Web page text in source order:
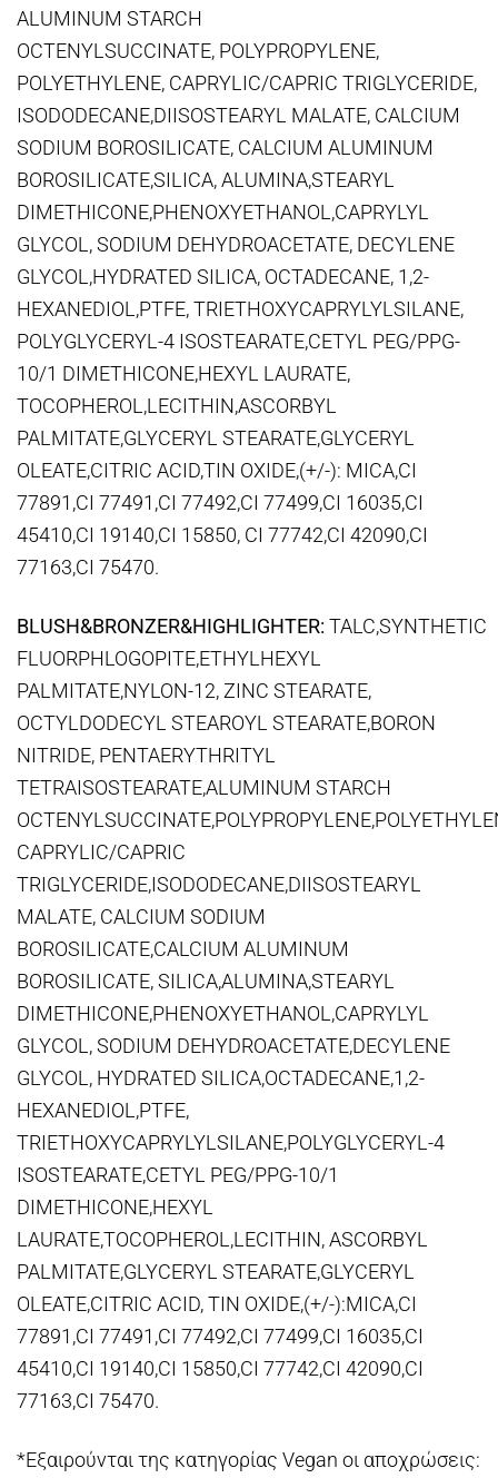
ALUMINUM STARCH
OCTENYLSUCCINATE, POLYPROPYLENE,
POLYETHYLENE, CAPRYLIC/CAPRIC TRIGLYCERIDE,
ISODODECANE,DIISOSTEARYL MALATE, CALCIUM
SODIUM BOROSILICATE, CALCIUM ALUMINUM
BOROSILICATE,SILICA, ALUMINA,STEARYL
DIMETHICONE,PHENOXYETHANOL,CAPRYLYL
GLYCOL, SODIUM DEHYDROACETATE, DECYLENE
GLYCOL,HYDRATED SILICA, OCTADECANE, 1,2-
HEXANEDIOL,PTFE, TRIETHOXYCAPRYLYLSILANE,
POLYGLYCERYL-4 ISOSTEARATE,CETYL PEG/PPG-
10/1 DIMETHICONE,HEXYL LAURATE,
TOCOPHEROL,LECITHIN,ASCORBYL
PALMITATE,GLYCERYL STEARATE,GLYCERYL
OLEATE,CITRIC ACID,TIN OXIDE,(+/-): MICA,CI
77891,CI 77491,CI 77492,CI 77499,CI 16035,CI
45410,CI 19140,CI 15850, CI 77742,CI 42090,CI
77163,CI 75470.
BLUSH&BRONZER&HIGHLIGHTER: TALC,SYNTHETIC
FLUORPHLOGOPITE,ETHYLHEXYL
PALMITATE,NYLON-12, ZINC STEARATE,
OCTYLDODECYL STEAROYL STEARATE,BORON
NITRIDE, PENTAERYTHRITYL
TETRAISOSTEARATE,ALUMINUM STARCH
CAPRYLIC/CAPRIC
TRIGLYCERIDE,ISODODECANE,DIISOSTEARYL
MALATE, CALCIUM SODIUM
BOROSILICATE,CALCIUM ALUMINUM
BOROSILICATE, SILICA,ALUMINA,STEARYL
DIMETHICONE,PHENOXYETHANOL,CAPRYLYL
GLYCOL, SODIUM DEHYDROACETATE,DECYLENE
GLYCOL, HYDRATED SILICA,OCTADECANE,1,2-
HEXANEDIOL,PTFE,
TRIETHOXYCAPRYLYLSILANE,POLYGLYCERYL-4
ISOSTEARATE,CETYL PEG/PPG-10/1
DIMETHICONE,HEXYL
LAURATE,TOCOPHEROL,LECITHIN, ASCORBYL
PALMITATE,GLYCERYL STEARATE,GLYCERYL
OLEATE,CITRIC ACID, TIN OXIDE,(+/-):MICA,CI
77891,CI 77491,CI 77492,CI 77499,CI 16035,CI
45410,CI 19140,CI 15850,CI 77742,CI 42090,CI
77163,CI 75470.
*Εξαιρούνται της κατηγορίας Vegan οι αποχρώσεις: